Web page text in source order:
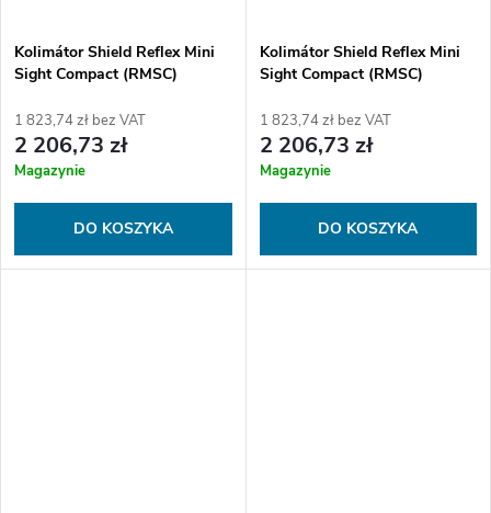
Kolimátor Shield Reflex Mini
Sight Compact (RMSC)
(3.25MOA)
1 823,74 zł bez VAT
2 206,73 zł
Magazynie
DO KOSZYKA
Kolimátor Shield Reflex Mini
Sight Compact (RMSC)
(3.25MOA) FDE
1 823,74 zł bez VAT
2 206,73 zł
Magazynie
DO KOSZYKA